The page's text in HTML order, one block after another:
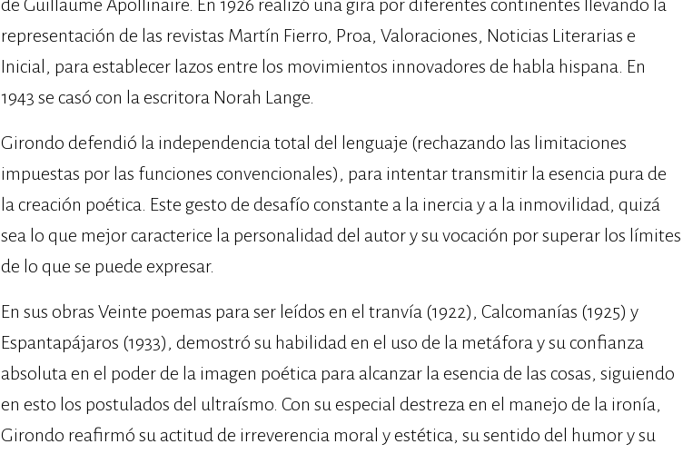
de Guillaume Apollinaire. En 1926 realizó una gira por diferentes continentes llevando la
representación de las revistas Martín Fierro, Proa, Valoraciones, Noticias Literarias e
Inicial, para establecer lazos entre los movimientos innovadores de habla hispana. En
1943 se casó con la escritora Norah Lange.
Girondo defendió la independencia total del lenguaje (rechazando las limitaciones
impuestas por las funciones convencionales), para intentar transmitir la esencia pura de
la creación poética. Este gesto de desafío constante a la inercia y a la inmovilidad, quizá
sea lo que mejor caracterice la personalidad del autor y su vocación por superar los límites
de lo que se puede expresar.
En sus obras Veinte poemas para ser leídos en el tranvía (1922), Calcomanías (1925) y
Espantapájaros (1933), demostró su habilidad en el uso de la metáfora y su confianza
absoluta en el poder de la imagen poética para alcanzar la esencia de las cosas, siguiendo
en esto los postulados del ultraísmo. Con su especial destreza en el manejo de la ironía,
Girondo reafirmó su actitud de irreverencia moral y estética, su sentido del humor y su